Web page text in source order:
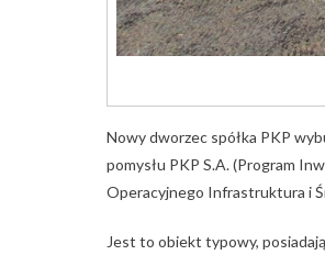
Nowy dworzec spółka PKP
pomysłu PKP S.A. (Program
Operacyjnego Infrastruktura i
Jest to obiekt typowy,